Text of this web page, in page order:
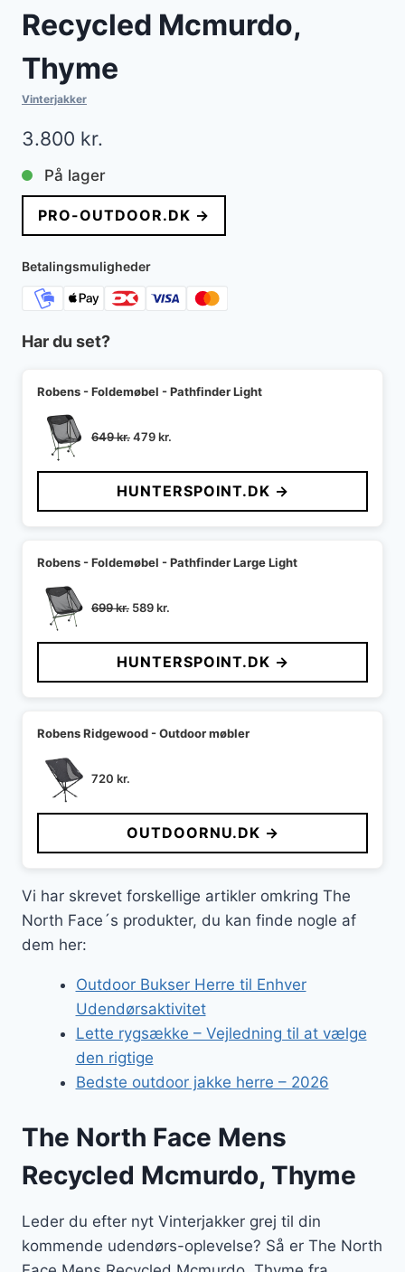
Recycled Mcmurdo,
Thyme
Vinterjakker
3.800 kr.
På lager
PRO-OUTDOOR.DK →
Betalingsmuligheder
Har du set?
Robens - Foldemøbel - Pathfinder Light
649kr.Den
pris
var:
649 kr..
479kr.
pris
er:
479 kr..
HUNTERSPOINT.DK →
Robens - Foldemøbel - Pathfinder Large Light
699kr. Den
pris
var:
699 kr..
589kr.
pris
er:
589 kr..
HUNTERSPOINT.DK →
Robens Ridgewood - Outdoor møbler
720 kr.
OUTDOORNU.DK →
Vi har skrevet forskellige artikler omkring The
North Face´s produkter, du kan finde nogle af
dem her:
Outdoor Bukser Herre til Enhver
Udendørsaktivitet
Lette rygsække – Vejledning til at vælge
den rigtige
Bedste outdoor jakke herre – 2026
The North Face Mens
Recycled Mcmurdo, Thyme
Leder du efter nyt Vinterjakker grej til din
kommende udendørs-oplevelse? Så er The North